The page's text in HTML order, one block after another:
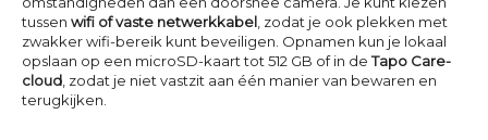
tussen wifi of vaste netwerkkabel , zodat je ook plekken met
zwakker wifi-bereik kunt beveiligen. Opnamen kun je lokaal
opslaan op een microSD-kaart tot 512 GB of in deTapo Care-
cloud , zodat je niet vastzit aan één manier van bewaren en
terugkijken.